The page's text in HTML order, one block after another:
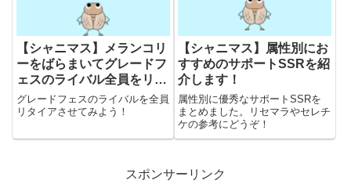
【シャニマス】メランコリ
ーをばらまいてグレードフ
ェスのライバル全員をリタ
イアさせてみよう！
グレードフェスのライバルを全員
リタイアさせてみよう！
【シャニマス】属性別にお
すすめのサポートSSRを紹
介します！
属性別に優秀なサポートSSRを
まとめました。リセマラやセレチ
ケの参考にどうぞ！
スポンサーリンク